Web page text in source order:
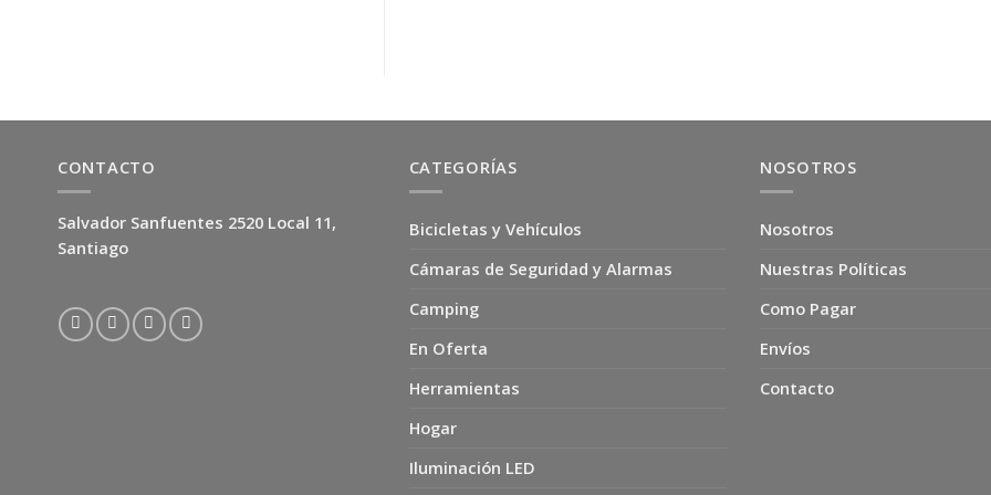
CONTACTO
Salvador Sanfuentes 2520 Local 11,
Santiago
CATEGORÍAS
Bicicletas y Vehículos
Cámaras de Seguridad y Alarmas
Camping
En Oferta
Herramientas
Hogar
Iluminación LED
NOSOTROS
Nosotros
Nuestras Políticas
Como Pagar
Envíos
Contacto